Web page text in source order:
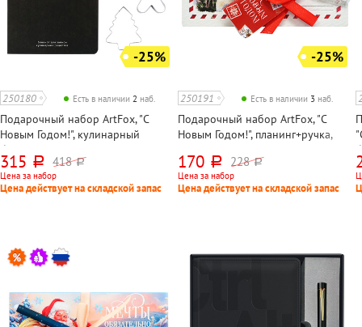
-25%
250180 Есть в наличии 2 наб.
Подарочный набор ArtFox, "С
Новым Годом!", кулинарный
блокнот+формочки для
вырезания теста, 25см*7см*3,3см
315 руб. 418 руб.
Цена за набор
Цена действует на складской запас
-25%
250191 Есть в наличии 3 наб.
Подарочный набор ArtFox, "С
Новым Годом!", планинг+ручка,
170 руб. 228 руб.
Цена за набор
Цена действует на складской запас